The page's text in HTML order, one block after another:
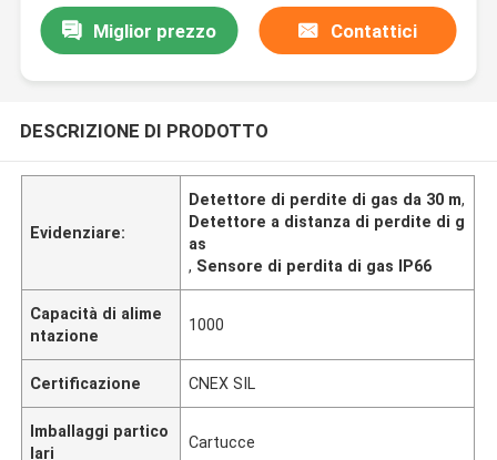
Miglior prezzo Contattici
DESCRIZIONE DI PRODOTTO
Evidenziare:
Detettore di perdite di gas da 30 m,
Detettore a distanza di perdite di g
as
, Sensore di perdita di gas IP66
Capacità di alime
ntazione
1000
Certificazione CNEX SIL
Imballaggi partico
lari
Cartucce